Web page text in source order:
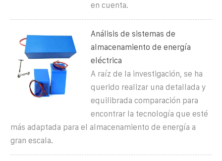
en cuenta.
Análisis de sistemas de
almacenamiento de energía
eléctrica
A raíz de la investigación, se ha
querido realizar una detallada y
equilibrada comparación para
encontrar la tecnología que esté
más adaptada para el almacenamiento de energía a
gran escala.